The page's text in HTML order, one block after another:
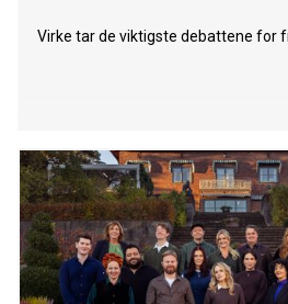
Virke tar de viktigste debattene for